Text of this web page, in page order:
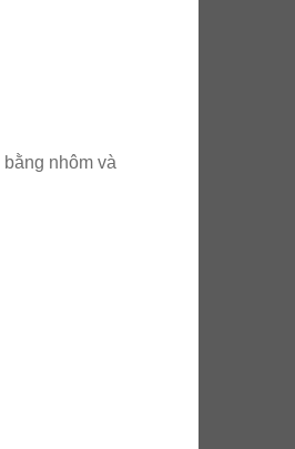
nhôm và